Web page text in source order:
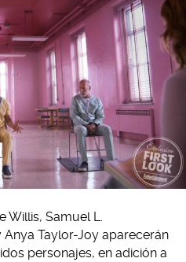
Samuel L.
Taylor-Joy aparecerán
personajes, en adición a